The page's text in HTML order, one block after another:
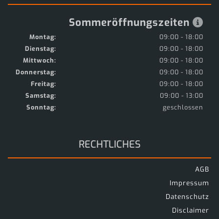
Sommeröffnungszeiten
Montag:
09:00 - 18:00
Dienstag:
09:00 - 18:00
Mittwoch:
09:00 - 18:00
Donnerstag:
09:00 - 18:00
Freitag:
09:00 - 18:00
Samstag:
09:00 - 13:00
Sonntag:
geschlossen
RECHTLICHES
AGB
Impressum
Datenschutz
Disclaimer